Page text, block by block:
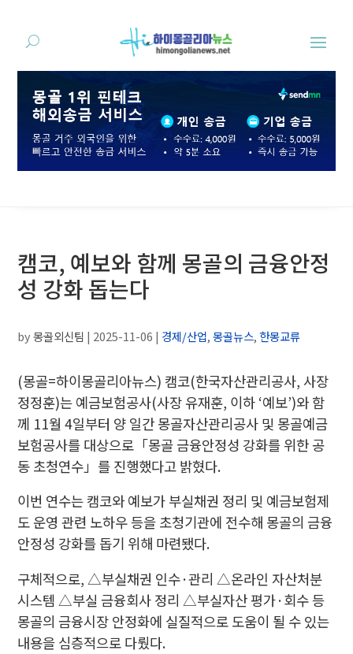
캠코, 예보와 함께 몽골의 금융안정
성 강화 돕는다
by몽골외신팀 | 2025-11-06 | 경제/산업,몽골뉴스,한몽교류
(몽골=하이몽골리아뉴스) 캠코(한국자산관리공사, 사장
정정훈)는 예금보험공사(사장 유재훈, 이하 ‘예보’)와 함
께 11월 4일부터 양 일간 몽골자산관리공사 및 몽골예금
보험공사를 대상으로「몽골 금융안정성 강화를 위한 공
동 초청연수」를 진행했다고 밝혔다.
이번 연수는 캠코와 예보가 부실채권 정리 및 예금보험제
도 운영 관련 노하우 등을 초청기관에 전수해 몽골의 금융
안정성 강화를 돕기 위해 마련됐다.
구체적으로, △부실채권 인수·관리 △온라인 자산처분
시스템 △부실 금융회사 정리 △부실자산 평가·회수 등
몽골의 금융시장 안정화에 실질적으로 도움이 될 수 있는
내용을 심층적으로 다뤘다.